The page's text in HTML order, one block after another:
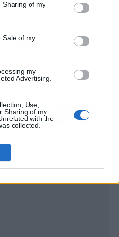
Sharing of my
Sale of my
my
Advertising.
Use,
Sharing of my
with the
collected.
Los errores que arruinan